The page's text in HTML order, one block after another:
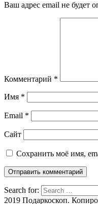
Ваш адрес email не будет
Комментарий *
Имя *
Email *
Сайт
Сохранить моё имя,
Search for:
2019 Подаркоскоп.